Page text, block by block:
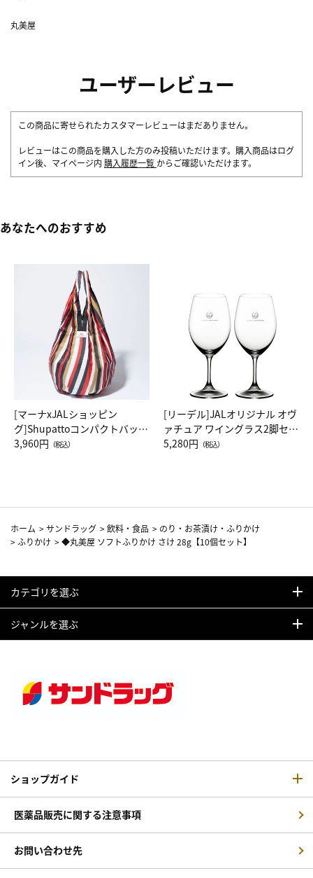
丸美屋
ユーザーレビュー
この商品に寄せられたカスタマーレビューはまだありません。
レビューはこの商品を購入した方のみ投稿いただけます。購入商品はログ
イン後、マイページ内 購入履歴一覧 からご確認いただけます。
あなたへのおすすめ
[マーナxJALショッピン
グ]Shupattoコンパクトバッグ
Drop JAL客室乗務員（LC）ス
3,960円 （税込）
[リーデル]JALオリジナル オヴ
ァチュア ワイングラス2脚セッ
ト（レッドワイン）
5,280円 （税込）
ホーム >サンドラッグ >飲料・食品 > のり・お茶漬け・ふりかけ
>ふりかけ >◆丸美屋 ソフトふりかけ さけ 28g【10個セット】
カテゴリを選ぶ
ジャンルを選ぶ
ショップガイド
医薬品販売に関する注意事項
お問い合わせ先